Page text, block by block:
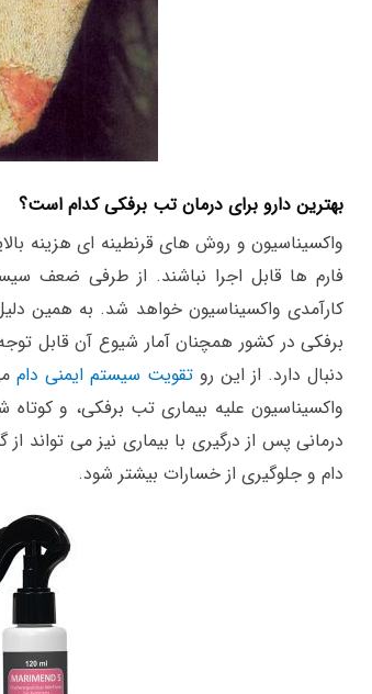
بهترین دارو برای درمان تب برفکی کدام است؟
واکسیناسیون و روش های قرنطینه ای هزینه
فارم ها قابل اجرا نباشند. از طرفی ضعف
کارآمدی واکسیناسیون خواهد شد. به همین
برفکی در کشور همچنان آمار شیوع آن قابل
دنبال دارد. از این رو تقویت سیستم ایمنی دام
واکسیناسیون علیه بیماری تب برفکی، و
درمانی پس از درگیری با بیماری نیز می
دام و جلوگیری از خسارات بیشتر شود.